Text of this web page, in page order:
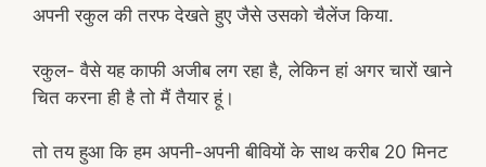
अपनी रकुल की तरफ देखते हुए जैसे उसको चैलेंज किया.
रकुल- वैसे यह काफी अजीब लग रहा है, लेकिन हां अगर चारों खाने
चित करना ही है तो मैं तैयार हूं।
तो तय हुआ कि हम अपनी-अपनी बीवियों के साथ करीब 20 मिनट